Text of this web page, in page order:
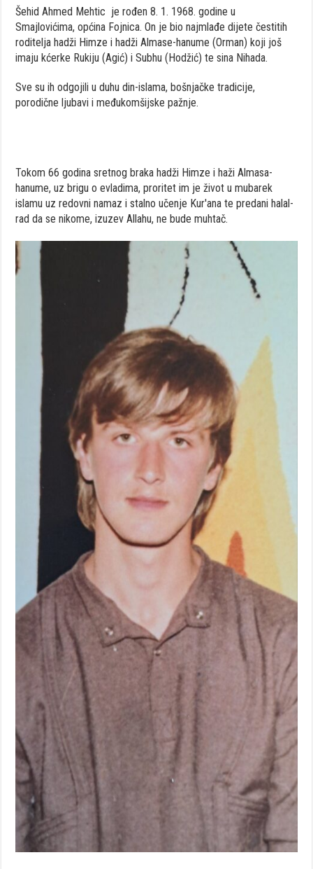
Šehid Ahmed Mehtic je rođen 8. 1. 1968. godine u
Smajlovićima, općina Fojnica. On je bio najmlađe dijete čestitih
roditelja hadži Himze i hadži Almase-hanume (Orman) koji još
imaju kćerke Rukiju (Agić) i Subhu (Hodžić) te sina Nihada.
Sve su ih odgojili u duhu din-islama, bošnjačke tradicije,
porodične ljubavi i međukomšijske pažnje.
Tokom 66 godina sretnog braka hadži Himze i haži Almasa-
hanume, uz brigu o evladima, proritet im je život u mubarek
islamu uz redovni namaz i stalno učenje Kur'ana te predani halal-
rad da se nikome, izuzev Allahu, ne bude muhtač.